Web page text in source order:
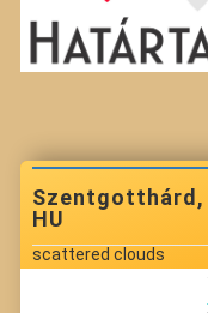
Szentgotthárd,
HU
scattered clouds